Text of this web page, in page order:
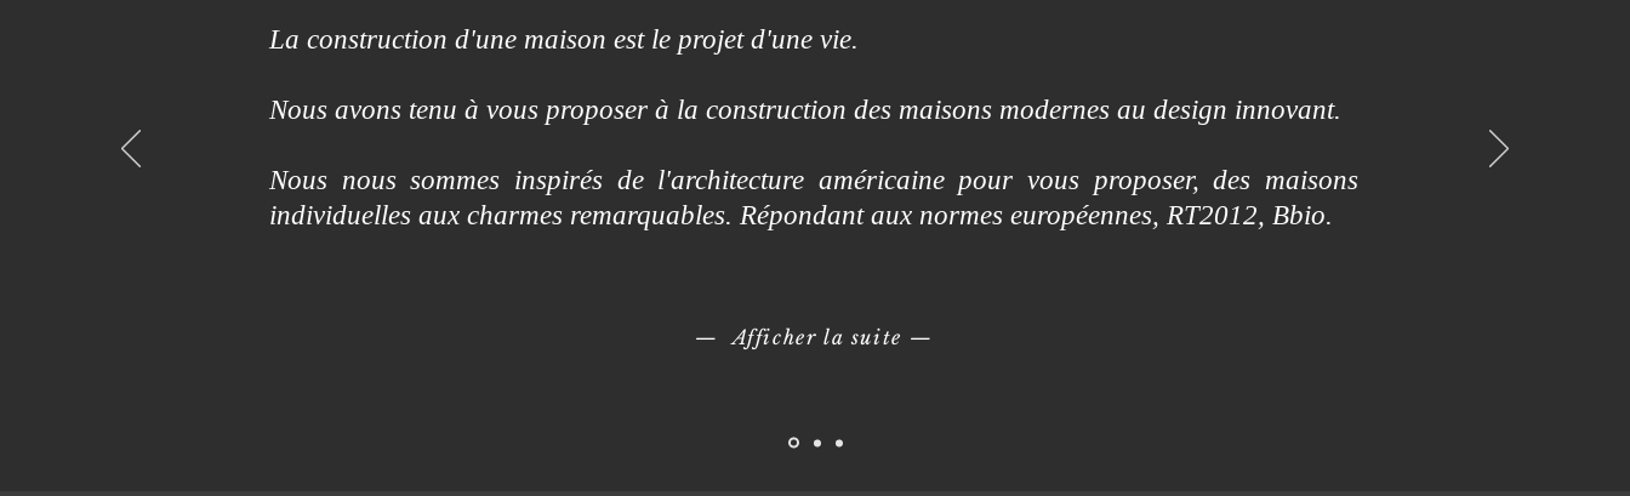
La construction d'une maison est le projet d'une vie.
Nous avons tenu à vous proposer à la construction des maisons modernes au design innovant.
Nous nous sommes inspirés de l'architecture américaine pour vous proposer, des maisons
individuelles aux charmes remarquables. Répondant aux normes européennes, RT2012, Bbio.
— Afficher la suite —